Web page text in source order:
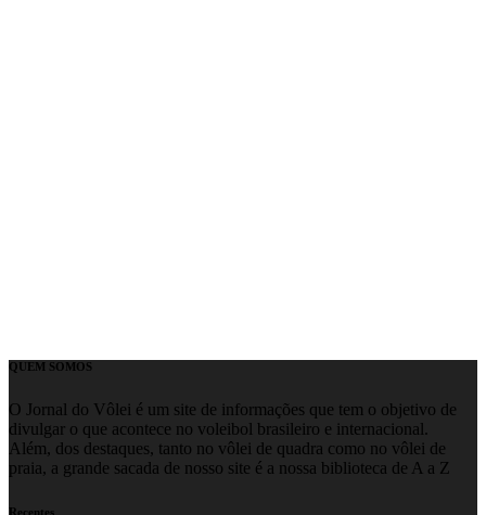
QUEM SOMOS
O Jornal do Vôlei é um site de informações que tem o objetivo de
divulgar o que acontece no voleibol brasileiro e internacional.
Além, dos destaques, tanto no vôlei de quadra como no vôlei de
praia, a grande sacada de nosso site é a nossa biblioteca de A a Z
Recentes